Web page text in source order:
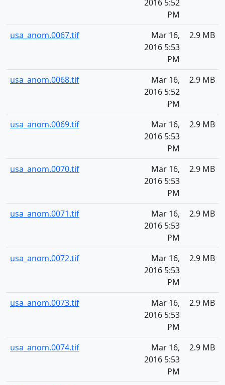
2016 5:52
PM
usa_anom.0067.tif
Mar 16,
2016 5:53
PM
2.9 MB
usa_anom.0068.tif
Mar 16,
2016 5:52
PM
2.9 MB
usa_anom.0069.tif
Mar 16,
2016 5:53
PM
2.9 MB
usa_anom.0070.tif
Mar 16,
2016 5:53
PM
2.9 MB
usa_anom.0071.tif
Mar 16,
2016 5:53
PM
2.9 MB
usa_anom.0072.tif
Mar 16,
2016 5:53
PM
2.9 MB
usa_anom.0073.tif
Mar 16,
2016 5:53
PM
2.9 MB
usa_anom.0074.tif
Mar 16,
2016 5:53
PM
2.9 MB